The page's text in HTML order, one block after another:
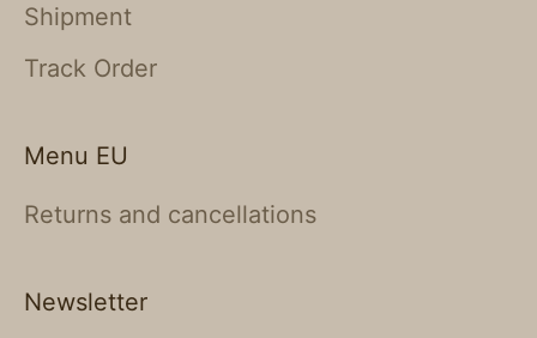
Shipment
Track Order
Menu EU
Returns and cancellations
Newsletter